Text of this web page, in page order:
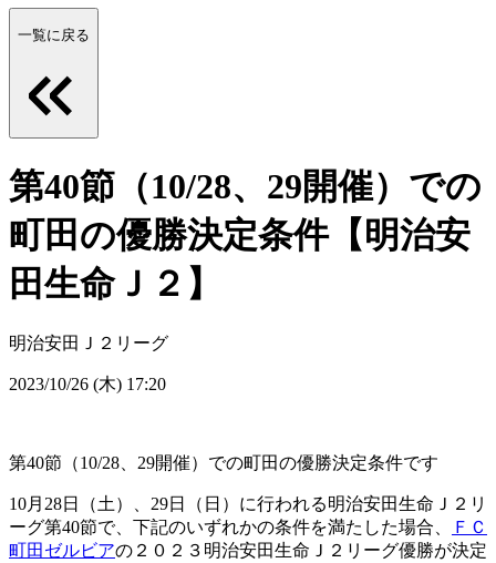
一覧に戻る
第40節（10/28、29開催）での
町田の優勝決定条件【明治安
田生命Ｊ２】
明治安田Ｊ２リーグ
2023/10/26 (木) 17:20
第40節（10/28、29開催）での町田の優勝決定条件です
10月28日（土）、29日（日）に行われる明治安田生命Ｊ２リ
ーグ第40節で、下記のいずれかの条件を満たした場合、
ＦＣ
町田ゼルビアの２０２３明治安田生命Ｊ２リーグ優勝が決定